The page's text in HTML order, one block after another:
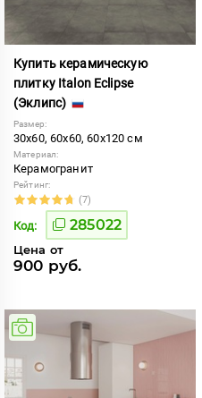
Купить керамическую
плитку Italon Eclipse
(Эклипс)
Размер:
30x60, 60x60, 60x120 см
Материал:
Керамогранит
Рейтинг:
(7)
Код: 285022
Цена от
900 руб.